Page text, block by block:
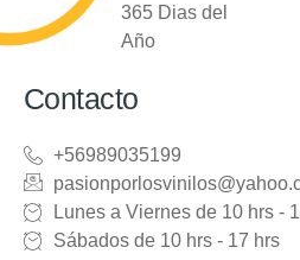
365 Dias del
Año
Contacto
+56989035199
Lunes a Viernes de 10 hrs -
Sábados de 10 hrs - 17 hrs